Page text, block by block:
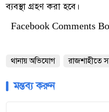
ব্যবস্থা গ্রহণ করা হবে।
Facebook Comments
থানায় অভিযোগ রাজশাহীতে
মন্তব্য করুন